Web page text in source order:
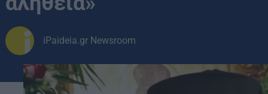
iPaideia.gr Newsroom